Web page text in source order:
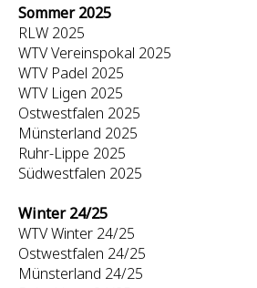
Sommer 2025
RLW 2025
WTV Vereinspokal 2025
WTV Padel 2025
WTV Ligen 2025
Ostwestfalen 2025
Münsterland 2025
Ruhr-Lippe 2025
Südwestfalen 2025
Winter 24/25
WTV Winter 24/25
Ostwestfalen 24/25
Münsterland 24/25